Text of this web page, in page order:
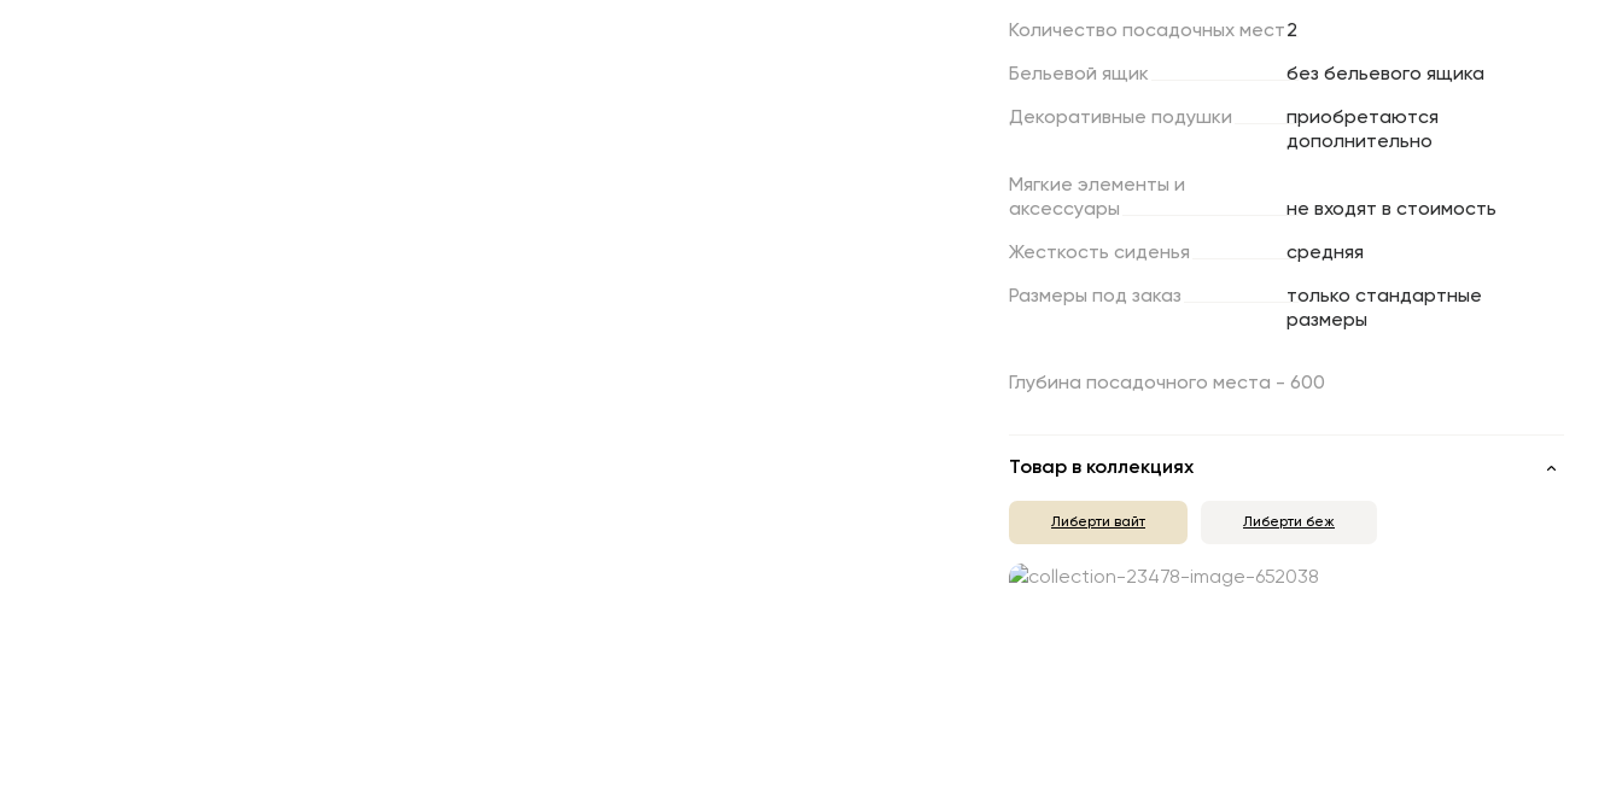
Количество посадочных мест2
Бельевой ящик без бельевого ящика
Декоративные подушки
приобретаются
дополнительно
Мягкие элементы и
аксессуары
не входят в стоимость
Жесткость сиденья средняя
Размеры под заказ
только стандартные
размеры
Глубина посадочного места - 600
Товар в коллекциях
Либерти вайт Либерти беж